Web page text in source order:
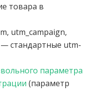
товара в
utm_campaign,
стандартные utm-
параметра
(параметр